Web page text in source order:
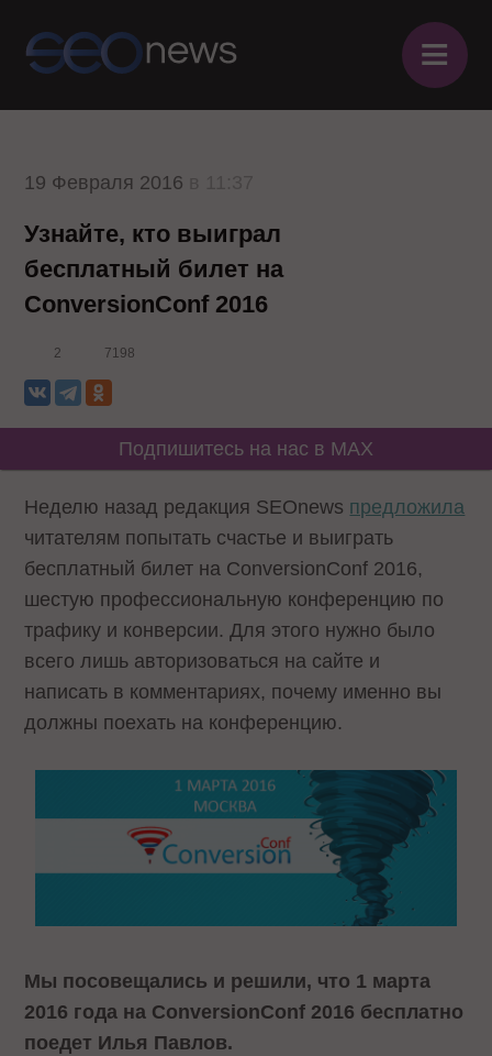
≡
19 Февраля 2016
Узнайте, кто выиграл
бесплатный билет на
ConversionConf 2016
2 7198
Подпишитесь на нас в MAX
Неделю назад редакция SEOnews предложила
читателям попытать счастье и выиграть
бесплатный билет на ConversionConf 2016,
шестую профессиональную конференцию по
трафику и конверсии. Для этого нужно было
всего лишь авторизоваться на сайте и
написать в комментариях, почему именно вы
должны поехать на конференцию.
Мы посовещались и решили, что 1 марта
2016 года на ConversionConf 2016 бесплатно
поедет Илья Павлов.